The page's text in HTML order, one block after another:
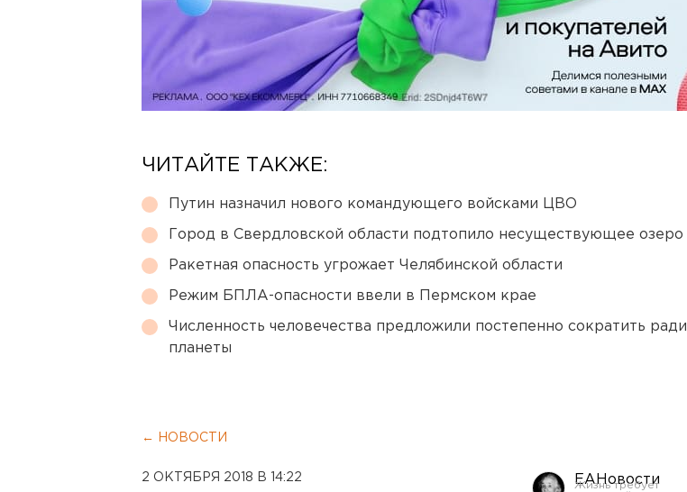
ЧИТАЙТЕ ТАКЖЕ:
Путин назначил нового командующего войсками ЦВО
Город в Свердловской области подтопило несуществующее озеро
Ракетная опасность угрожает Челябинской области
Режим БПЛА-опасности ввели в Пермском крае
Численность человечества предложили постепенно сократить ради
планеты
← НОВОСТИ
2 ОКТЯБРЯ 2018 В 14:22 ЕАНовости